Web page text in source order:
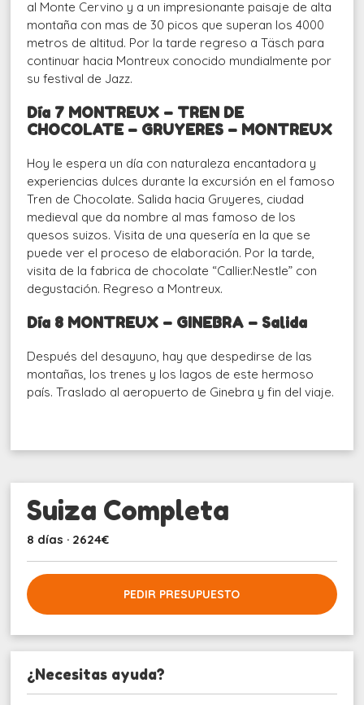
al Monte Cervino y a un impresionante paisaje de alta
montaña con mas de 30 picos que superan los 4000
metros de altitud. Por la tarde regreso a Täsch para
continuar hacia Montreux conocido mundialmente por
su festival de Jazz.
Día 7 MONTREUX – TREN DE
CHOCOLATE – GRUYERES – MONTREUX
Hoy le espera un día con naturaleza encantadora y
experiencias dulces durante la excursión en el famoso
Tren de Chocolate. Salida hacia Gruyeres, ciudad
medieval que da nombre al mas famoso de los
quesos suizos. Visita de una quesería en la que se
puede ver el proceso de elaboración. Por la tarde,
visita de la fabrica de chocolate “Callier.Nestle” con
degustación. Regreso a Montreux.
Día 8 MONTREUX – GINEBRA – Salida
Después del desayuno, hay que despedirse de las
montañas, los trenes y los lagos de este hermoso
país. Traslado al aeropuerto de Ginebra y fin del viaje.
Suiza Completa
8 días · 2624€
PEDIR PRESUPUESTO
¿Necesitas ayuda?